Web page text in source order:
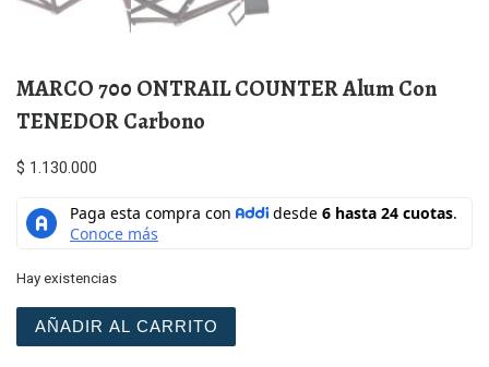
MARCO 700 ONTRAIL COUNTER Alum Con
TENEDOR Carbono
$ 1.130.000
Hay existencias
MARCO 700 ONTRAIL COUNTER Alum Con TENEDOR
AÑADIR AL CARRITO